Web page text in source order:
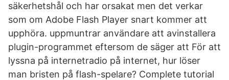
säkerhetshål och har orsakat men det verkar
som om Adobe Flash Player snart kommer att
upphöra. uppmuntrar användare att avinstallera
plugin-programmet eftersom de säger att För att
lyssna på internetradio på internet, hur löser
man bristen på flash-spelare? Complete tutorial